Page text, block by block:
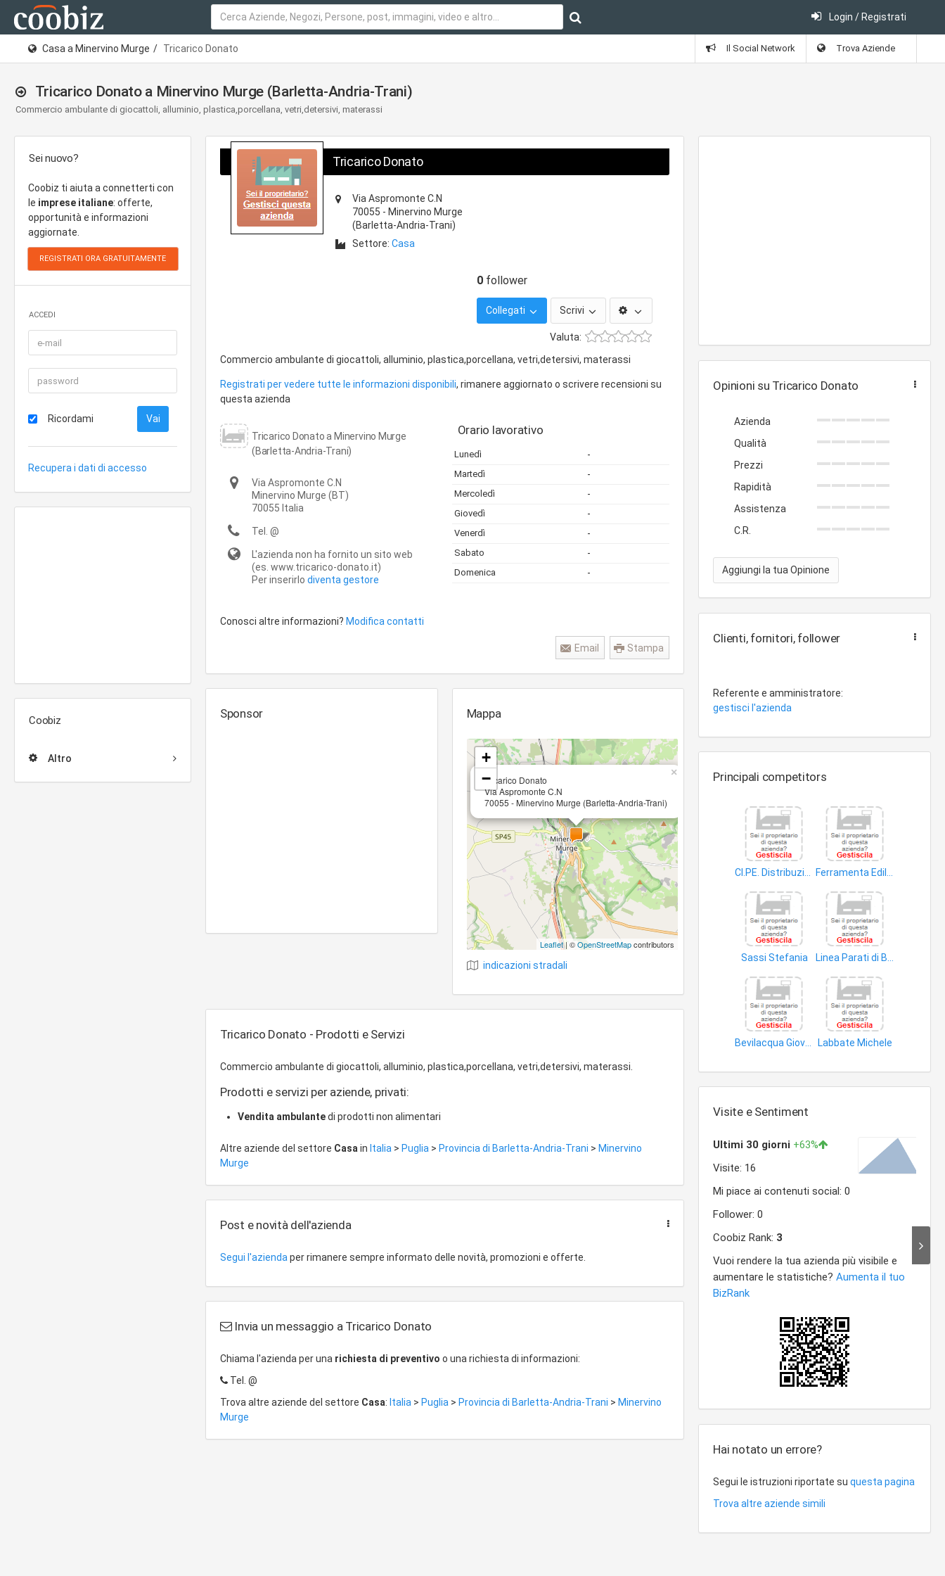
Login / Registrati
Casa a Minervino Murge Tricarico Donato Il Social Network Trova Aziende
Tricarico Donato a Minervino Murge (Barletta-Andria-Trani)
Commercio ambulante di giocattoli, alluminio, plastica,porcellana, vetri,detersivi, materassi
Sei nuovo?
Coobiz ti aiuta a connetterti con
le imprese italiane: offerte,
opportunità e informazioni
aggiornate.
ACCEDI
Ricordami
Recupera i dati di accesso
Coobiz
Altro
Tricarico Donato
Via Aspromonte C.N
70055 - Minervino Murge
(Barletta-Andria-Trani)
Settore: Casa
0 follower
Collegati Scrivi
Valuta:
Commercio ambulante di giocattoli, alluminio, plastica,porcellana, vetri,detersivi, materassi
Registrati per vedere tutte le informazioni disponibili, rimanere aggiornato o scrivere recensioni su
questa azienda
Tricarico Donato a Minervino Murge
(Barletta-Andria-Trani)
Via Aspromonte C.N
Minervino Murge (BT)
70055 Italia
Tel. @
L'azienda non ha fornito un sito web
(es. www.tricarico-donato.it)
Per inserirlo diventa gestore
Orario lavorativo
Lunedì -
Martedì -
Mercoledì -
Giovedì -
Venerdì -
Sabato -
Domenica -
Conosci altre informazioni? Modifica contatti
Stampa
Email
Sponsor Mappa
Tricarico Donato
Via Aspromonte C.N
70055 - Minervino Murge (Barletta-Andria-Trani)
×
+
−
Leaflet| ©OpenStreetMapcontributors
indicazioni stradali
Tricarico Donato - Prodotti e Servizi
Commercio ambulante di giocattoli, alluminio, plastica,porcellana, vetri,detersivi, materassi.
Prodotti e servizi per aziende, privati:
Vendita ambulantedi prodotti non alimentari
Altre aziende del settore Casa in Italia > Puglia > Provincia di Barletta-Andria-Trani > Minervino
Murge
Post e novità dell'azienda
Segui l'azienda per rimanere sempre informato delle novità, promozioni e offerte.
Invia un messaggio a Tricarico Donato
Chiama l'azienda per una richiesta di preventivo o una richiesta di informazioni:
Tel. @
Trova altre aziende del settore Casa: Italia > Puglia > Provincia di Barletta-Andria-Trani > Minervino
Murge
Opinioni su Tricarico Donato
Azienda
Qualità
Prezzi
Rapidità
Assistenza
C.R.
Aggiungi la tua Opinione
Clienti, fornitori, follower
Referente e amministratore:
gestisci l'azienda
Principali competitors
Sassi Stefania
Labbate Michele
Visite e Sentiment
Hai notato un errore?
Segui le istruzioni riportate suquesta pagina
Trova altre aziende simili